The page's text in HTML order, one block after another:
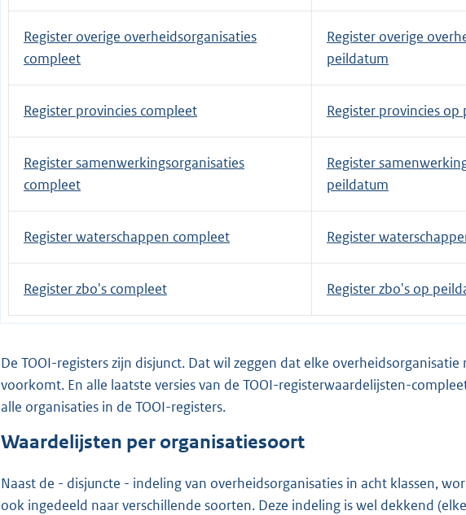
Register overige overheidsorganisaties
compleet
Register overige
peildatum
Register provincies compleet Register provincies op
Register samenwerkingsorganisaties
compleet
Register
peildatum
Register waterschappen compleet Register
Register zbo's compleet Register zbo's op
De TOOI-registers zijn disjunct. Dat wil zeggen dat elke
voorkomt. En alle laatste versies van de TOOI-registerwaardelijsten-
alle organisaties in de TOOI-registers.
Waardelijsten per organisatiesoort
Naast de - disjuncte - indeling van overheidsorganisaties in acht klassen,
ook ingedeeld naar verschillende soorten. Deze indeling is wel dekkend